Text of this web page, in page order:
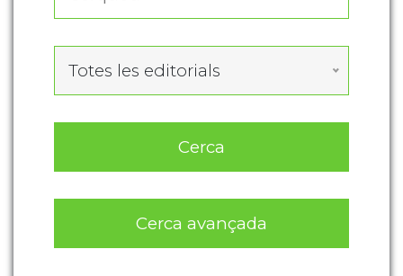
Totes les editorials
Cerca
Cerca avançada